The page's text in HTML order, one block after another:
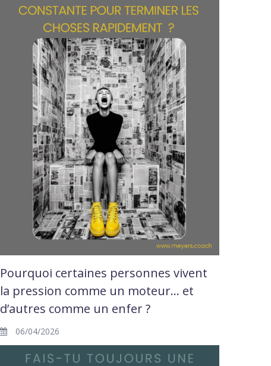
Pourquoi certaines personnes vivent
la pression comme un moteur… et
d’autres comme un enfer ?
06/04/2026